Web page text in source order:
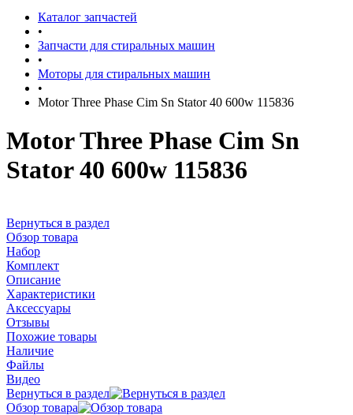
Каталог запчастей
•
Запчасти для стиральных машин
•
Моторы для стиральных машин
•
Motor Three Phase Cim Sn Stator 40 600w 115836
Motor Three Phase Cim Sn
Stator 40 600w 115836
Вернуться в раздел
Обзор товара
Набор
Комплект
Описание
Характеристики
Аксессуары
Отзывы
Похожие товары
Наличие
Файлы
Видео
Вернуться в раздел
Обзор товара